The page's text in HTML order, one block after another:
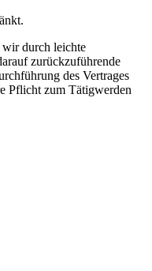
wir durch leichte
zurückzuführende
des Vertrages
Pflicht zum Tätigwerden